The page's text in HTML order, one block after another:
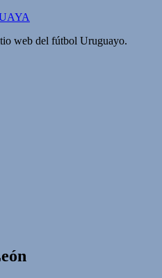
web del fútbol Uruguayo.